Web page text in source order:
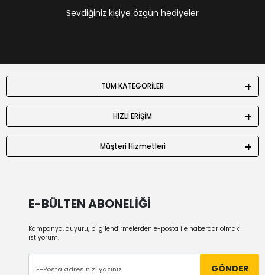
Sevdiğiniz kişiye özgün hediyeler
TÜM KATEGORİLER
HIZLI ERİŞİM
Müşteri Hizmetleri
E-BÜLTEN ABONELİĞİ
Kampanya, duyuru, bilgilendirmelerden e-posta ile haberdar olmak
istiyorum.
GÖNDER